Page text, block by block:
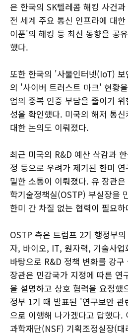
은 한국의 SK텔레콤 해킹 사건
전 세계 주요 통신 인프라에 대
이푼'의 해킹 등 최신 동향을 공
했다.
또한 한국의 '사물인터넷(IoT)
의 '사이버 트러스트 마크' 현황
업의 중복 인증 부담을 줄이기
성을 확인했다. 미국의 해저 통
대한 논의도 이뤄졌다.
최근 미국의 R&D 예산 삭감과
정 등으로 우려가 제기된 한미
밀한 소통이 이뤄졌다. 유 장관
학기술정책실(OSTP) 부실장을
한미 간 차질 없는 협력이 필요
OSTP 측은 트럼프 2기 행정부
자, 바이오, IT, 원자력, 기술사
바탕으로 R&D 정책 변화를 강
장관은 민감국가 지정에 따른 연
을 설명하고 상호 협력을 요청했
정부 1기 때 발표된 '연구보안
으로 이행해 나가겠다고 답했다.
과학재단(NSF) 기획조정실장(